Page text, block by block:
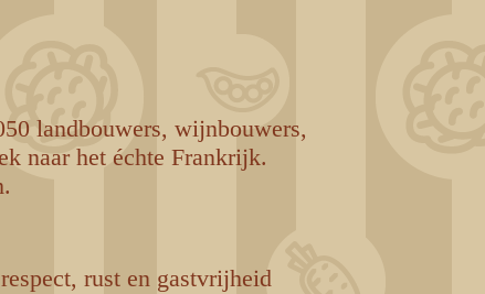
landbouwers, wijnbouwers,
naar het échte Frankrijk.
rust en gastvrijheid